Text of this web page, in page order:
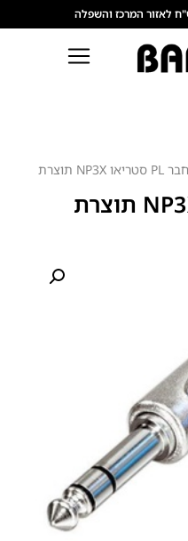
/ מחבר PL סטריאו NP3X תוצרת
מחבר PL סטריאו NP3X תוצרת